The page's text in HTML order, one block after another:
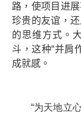
路，使项目进
珍贵的友谊，
的思维方式。
斗，这种“并肩
成就感。
“为天地立